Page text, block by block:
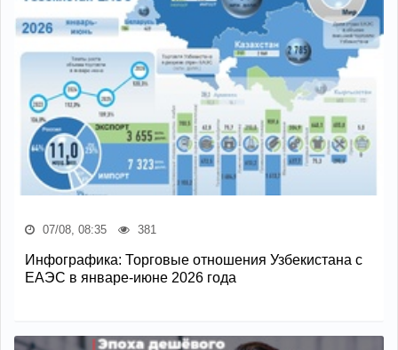
07/08, 08:35 381
Инфографика: Торговые отношения Узбекистана с
ЕАЭС в январе-июне 2026 года